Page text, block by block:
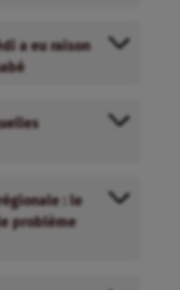
a eu raison
: le
problème